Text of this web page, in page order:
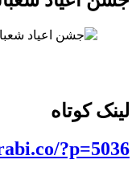
لینک کوتاه
?p=5036